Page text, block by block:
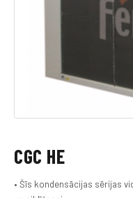
CGC HE
• Šīs kondensācijas sērijas